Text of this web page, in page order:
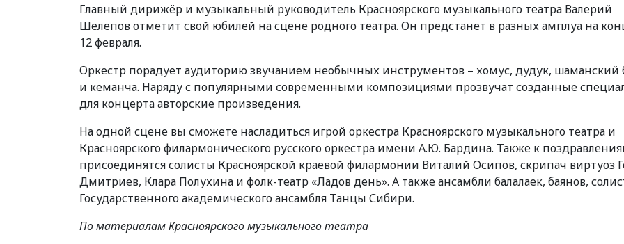
Главный дирижёр и музыкальный руководитель Красноярского музыкального театра Валерий
Шелепов отметит свой юбилей на сцене родного театра. Он предстанет в разных амплуа на
12 февраля.
Оркестр порадует аудиторию звучанием необычных инструментов – хомус, дудук, шаманский
и кеманча. Наряду с популярными современными композициями прозвучат созданные
для концерта авторские произведения.
На одной сцене вы сможете насладиться игрой оркестра Красноярского музыкального театра и
Красноярского филармонического русского оркестра имени А.Ю. Бардина. Также к
присоединятся солисты Красноярской краевой филармонии Виталий Осипов, скрипач виртуоз
Дмитриев, Клара Полухина и фолк-театр «Ладов день». А также ансамбли балалаек, баянов,
Государственного академического ансамбля Танцы Сибири.
По материалам Красноярского музыкального театра